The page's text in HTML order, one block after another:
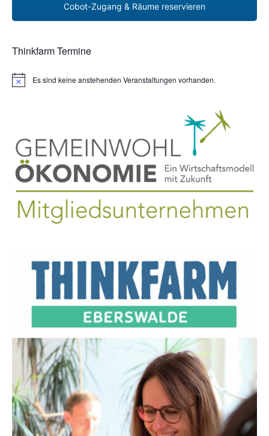
Cobot-Zugang & Räume reservieren
Thinkfarm Termine
H
Es sind keine anstehenden Veranstaltungen vorhanden.